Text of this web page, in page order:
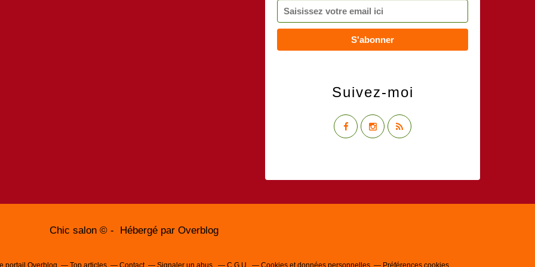
Suivez-moi
Chic salon © - Hébergé par Overblog
portail Overblog Top articles Contact Signaler un abus C.G.U. Cookies et données personnelles Préférences cookies